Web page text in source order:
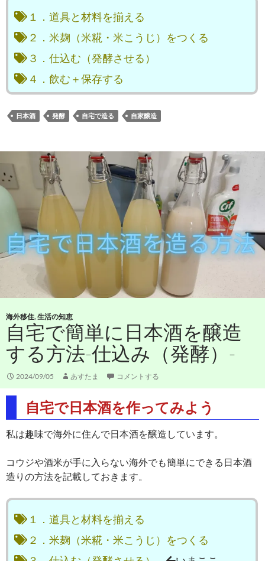
１．道具と材料を揃える
２．米麹（米糀・米こうじ）をつくる
３．仕込む（発酵させる）
４．飲む＋保存する
日本酒 発酵 自宅で造る 自家醸造
海外移住,生活の知恵
自宅で簡単に日本酒を醸造
する方法-仕込み（発酵）-
2024/09/05 あすたま コメントする
自宅で日本酒を作ってみよう
私は趣味で海外に住んで日本酒を醸造しています。
コウジや酒米が手に入らない海外でも簡単にできる日本酒
造りの方法を記載しておきます。
１．道具と材料を揃える
２．米麹（米糀・米こうじ）をつくる